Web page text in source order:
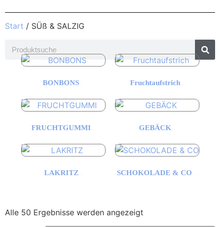
Start / SÜß & SALZIG
BONBONS Fruchtaufstrich
FRUCHTGUMMI GEBÄCK
LAKRITZ SCHOKOLADE & CO
Alle 50 Ergebnisse werden angezeigt